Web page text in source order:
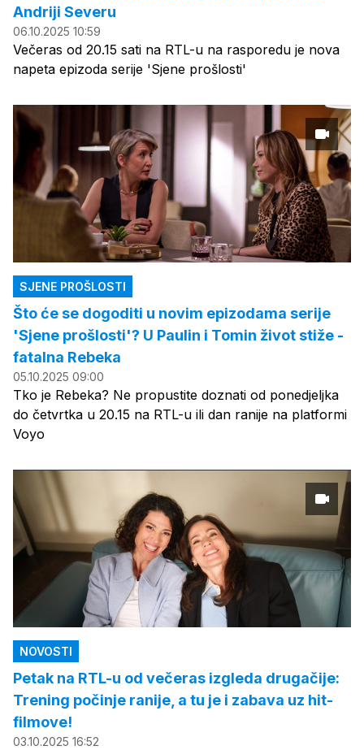
Andriji Severu
06.10.2025 10:59
Večeras od 20.15 sati na RTL-u na rasporedu je nova
napeta epizoda serije 'Sjene prošlosti'
SJENE PROŠLOSTI
Što će se dogoditi u novim epizodama serije
'Sjene prošlosti'? U Paulin i Tomin život stiže -
fatalna Rebeka
05.10.2025 09:00
Tko je Rebeka? Ne propustite doznati od ponedjeljka
do četvrtka u 20.15 na RTL-u ili dan ranije na platformi
Voyo
NOVOSTI
Petak na RTL-u od večeras izgleda drugačije:
Trening počinje ranije, a tu je i zabava uz hit-
filmove!
03.10.2025 16:52